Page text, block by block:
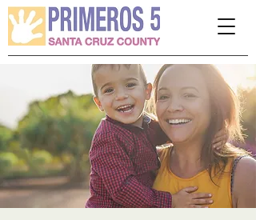
note:
This
website
includes
an
accessibility